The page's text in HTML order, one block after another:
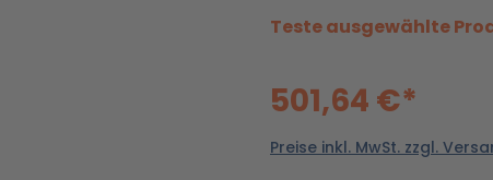
Teste ausgewählte
501,64 €*
Preise inkl. MwSt. zzgl.